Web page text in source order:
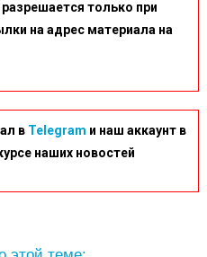
только при
на адрес материала на
в Telegram и наш аккаунт в
наших новостей